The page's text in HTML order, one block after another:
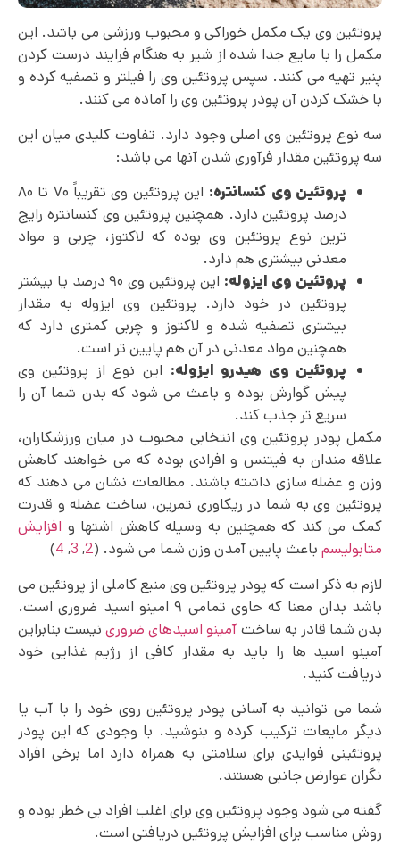
پروتئین وی یک مکمل خوراکی و محبوب ورزشی می باشد. این
مکمل را با مایع جدا شده از شیر به هنگام فرایند درست کردن
پنیر تهیه می کنند. سپس پروتئین وی را فیلتر و تصفیه کرده و
با خشک کردن آن پودر پروتئین وی را آماده می کنند.
سه نوع پروتئین وی اصلی وجود دارد. تفاوت کلیدی میان این
سه پروتئین مقدار فرآوری شدن آنها می باشد:
پروتئین وی کنسانتره:
این پروتئین وی تقریباً ۷۰ تا ۸۰
درصد پروتئین دارد. همچنین پروتئین وی کنسانتره رایج
ترین نوع پروتئین وی بوده که لاکتوز، چربی و مواد
معدنی بیشتری هم دارد.
پروتئین وی ایزوله:
این پروتئین وی ۹۰ درصد یا بیشتر
پروتئین در خود دارد. پروتئین وی ایزوله به مقدار
بیشتری تصفیه شده و لاکتوز و چربی کمتری دارد که
همچنین مواد معدنی در آن هم پایین تر است.
پروتئین وی هیدرو ایزوله: این نوع از پروتئین وی
پیش گوارش بوده و باعث می شود که بدن شما آن را
سریع تر جذب کند.
مکمل پودر پروتئین وی انتخابی محبوب در میان ورزشکاران،
علاقه‌ مندان به فیتنس و افرادی بوده که می‌ خواهند کاهش
وزن و عضله سازی داشته باشند. مطالعات نشان می‌ دهند که
پروتئین وی به شما در ریکاوری تمرین، ساخت عضله و قدرت
کمک می‌ کند که همچنین به وسیله کاهش اشتها و افزایش
متابولیسم باعث پایین آمدن وزن شما می شود. (2
,
3
,
4
)
لازم به ذکر است که پودر پروتئین وی منبع کاملی از پروتئین می
باشد بدان معنا که حاوی تمامی ۹ امینو اسید ضروری است.
بدن شما قادر به ساخت آمینو اسیدهای ضرورینیست بنابراین
آمینو اسید ها را باید به مقدار کافی از رژیم غذایی خود
دریافت کنید.
شما می توانید به آسانی پودر پروتئین روی خود را با آب یا
دیگر مایعات ترکیب کرده و بنوشید. با وجودی که این پودر
پروتئینی فوایدی برای سلامتی به همراه دارد اما برخی افراد
نگران عوارض جانبی هستند.
گفته می شود وجود پروتئین وی برای اغلب افراد بی خطر بوده و
روش مناسب برای افزایش پروتئین دریافتی است.